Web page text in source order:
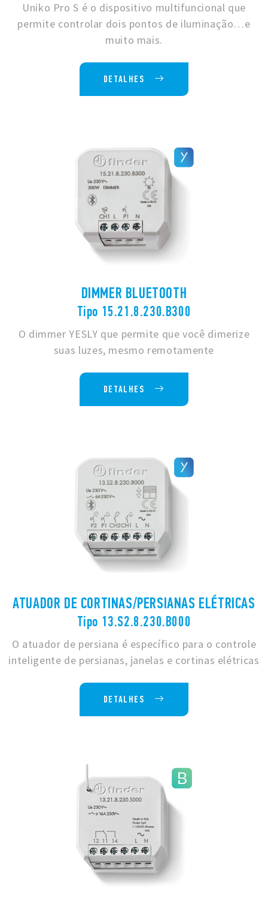
Uniko Pro S é o dispositivo multifuncional que
permite controlar dois pontos de iluminação…e
muito mais.
DETALHES
DIMMER BLUETOOTH
Tipo 15.21.8.230.B300
O dimmer YESLY que permite que você dimerize
suas luzes, mesmo remotamente
DETALHES
ATUADOR DE CORTINAS/PERSIANAS ELÉTRICAS
Tipo 13.S2.8.230.B000
O atuador de persiana é específico para o controle
inteligente de persianas, janelas e cortinas elétricas
DETALHES